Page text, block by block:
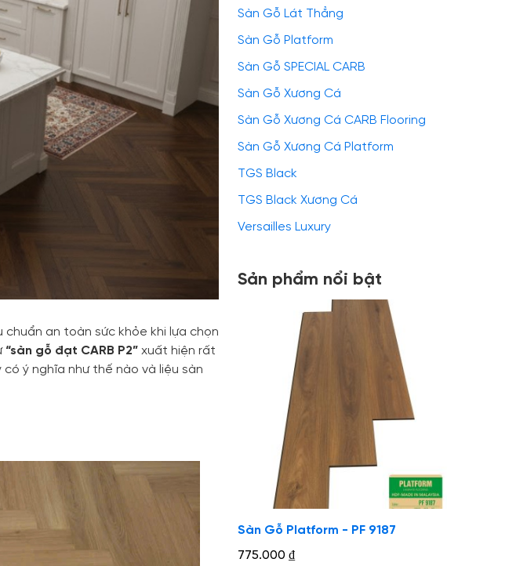
an toàn sức khỏe khi lựa chọn
“sàn gỗ đạt CARB P2” xuất hiện rất
ý nghĩa như thế nào và liệu sàn
Sàn Gỗ Lát Thẳng
Sàn Gỗ Platform
Sàn Gỗ SPECIAL CARB
Sàn Gỗ Xương Cá
Sàn Gỗ Xương Cá CARB Flooring
Sàn Gỗ Xương Cá Platform
TGS Black
TGS Black Xương Cá
Versailles Luxury
Sản phẩm nổi bật
Sàn Gỗ Platform - PF 9187
775.000 ₫